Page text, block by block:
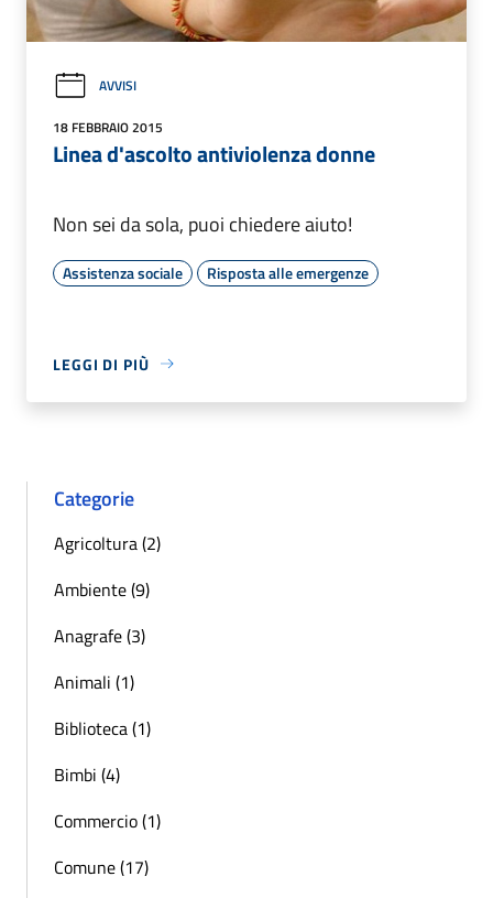
AVVISI
18 FEBBRAIO 2015
Linea d'ascolto antiviolenza donne
Non sei da sola, puoi chiedere aiuto!
Assistenza sociale Risposta alle emergenze
LEGGI DI PIÙ
Categorie
Agricoltura (2)
Ambiente (9)
Anagrafe (3)
Animali (1)
Biblioteca (1)
Bimbi (4)
Commercio (1)
Comune (17)